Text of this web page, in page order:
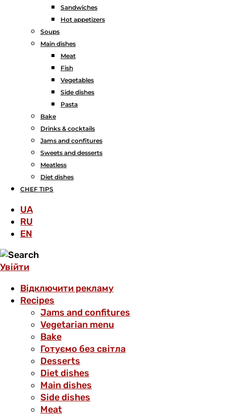
Sandwiches
Hot appetizers
Soups
Main dishes
Meat
Fish
Vegetables
Side dishes
Pasta
Bake
Drinks & cocktails
Jams and confitures
Sweets and desserts
Meatless
Diet dishes
CHEF TIPS
UA
RU
EN
Увійти
Відключити рекламу
Recipes
Jams and confitures
Vegetarian menu
Bake
Готуємо без світла
Desserts
Diet dishes
Main dishes
Side dishes
Meat